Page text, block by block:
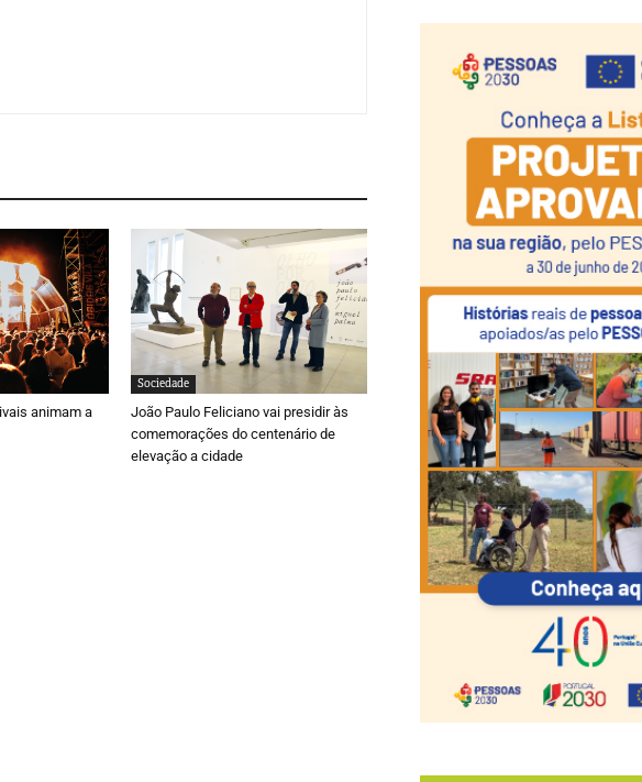
animam a
Sociedade
João Paulo Feliciano vai presidir às
comemorações do centenário de
elevação a cidade